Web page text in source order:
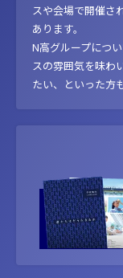
スや会場で開催さ
あります。
N高グループにつ
スの雰囲気を味わ
たい、といった方